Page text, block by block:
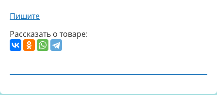
Пишите
Рассказать о товаре: